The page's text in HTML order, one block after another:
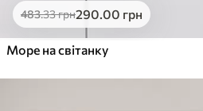
483.33грн290.00 грн
Море на світанку